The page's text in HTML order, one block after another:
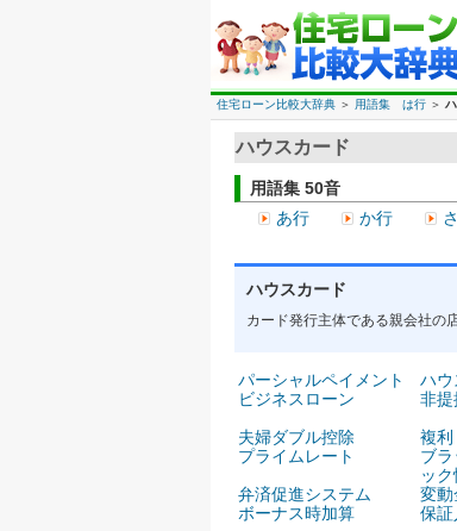
住宅ローン比較大辞典 ＞ 用語集 は行 ＞
ハウスカード
用語集 50音
あ行
か行
ハウスカード
カード発行主体である親会社の
パーシャルペイメント ハウ
ビジネスローン
非提
夫婦ダブル控除
複利
プライムレート
ブ
ック
弁済促進システム
変動
ボーナス時加算
保証